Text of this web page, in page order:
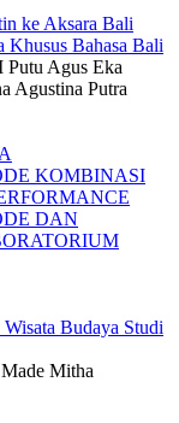
ke Aksara Bali
Khusus Bahasa Bali
Putu Agus Eka
Agustina Putra
KOMBINASI
DAN
Budaya Studi
Mitha